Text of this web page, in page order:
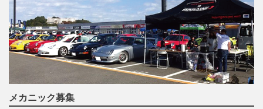
メカニック募集